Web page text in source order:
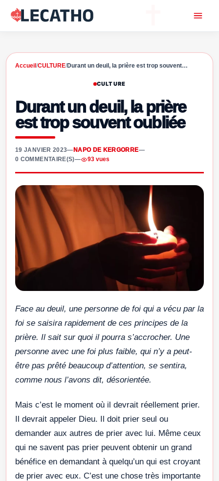
Accueil /CULTURE/Durant un deuil, la prière est trop souvent…
CULTURE
Durant un deuil, la prière
est trop souvent oubliée
19 JANVIER 2023— NAPO DE KERGORRE—
0 COMMENTAIRE(S)— 93 vues
Face au deuil, une personne de foi qui a vécu par la
foi se saisira rapidement de ces principes de la
prière. Il sait sur quoi il pourra s’accrocher. Une
personne avec une foi plus faible, qui n’y a peut-
être pas prêté beaucoup d’attention, se sentira,
comme nous l’avons dit, désorientée.
Mais c’est le moment où il devrait réellement prier.
Il devrait appeler Dieu. Il doit prier seul ou
demander aux autres de prier avec lui. Même ceux
qui ne savent pas prier peuvent obtenir un grand
bénéfice en demandant à quelqu’un qui est croyant
de prier avec eux. C’est une chose très importante